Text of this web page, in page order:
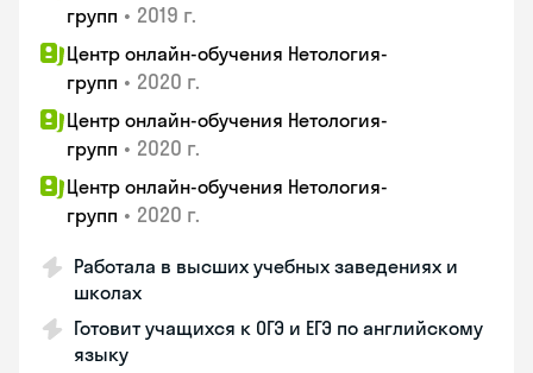
групп • 2019 г.
Центр онлайн-обучения Нетология-
групп • 2020 г.
Центр онлайн-обучения Нетология-
групп • 2020 г.
Центр онлайн-обучения Нетология-
групп • 2020 г.
Работала в высших учебных заведениях и
школах
Готовит учащихся к ОГЭ и ЕГЭ по английскому
языку